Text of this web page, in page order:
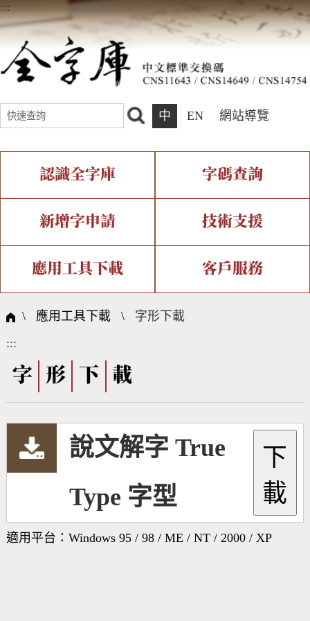
:::
中 EN 網站導覽
認識全字庫
全字庫介紹 全字庫現況
中文碼介紹 專有名詞介紹
國際字碼相關組織
字碼查詢
IDS查詢 部件查詢
複合查詢 注音查詢
筆畫查詢
筆順序查詢
Big5查詢 拼音查詢
符號索引 拼音文字索引
新增字申請
新字申請處理流程
技術支援
字形即時顯示 造字解決方案
全字庫授權 轉碼Web Service
應用工具下載
個人電腦造字處理工具
字形下載
客戶服務
問題集
熱門查詢統計
\ 應用工具下載 \ 字形下載
:::
字 形 下 載
說文解字 True
Type 字型
下
載
適用平台：Windows 95 / 98 / ME / NT / 2000 / XP